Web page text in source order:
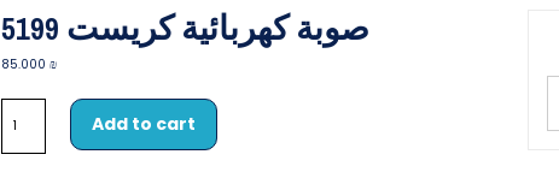
صوبة كهربائية كريست 5199
85.000₪
Add to cart